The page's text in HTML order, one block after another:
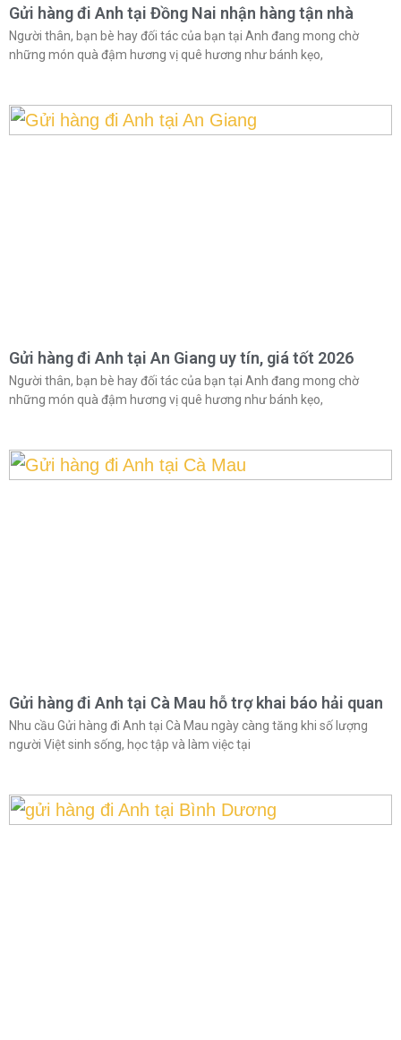
Gửi hàng đi Anh tại Đồng Nai nhận hàng tận nhà
Người thân, bạn bè hay đối tác của bạn tại Anh đang mong chờ
những món quà đậm hương vị quê hương như bánh kẹo,
Gửi hàng đi Anh tại An Giang uy tín, giá tốt 2026
Người thân, bạn bè hay đối tác của bạn tại Anh đang mong chờ
những món quà đậm hương vị quê hương như bánh kẹo,
Gửi hàng đi Anh tại Cà Mau hỗ trợ khai báo hải quan
Nhu cầu Gửi hàng đi Anh tại Cà Mau ngày càng tăng khi số lượng
người Việt sinh sống, học tập và làm việc tại